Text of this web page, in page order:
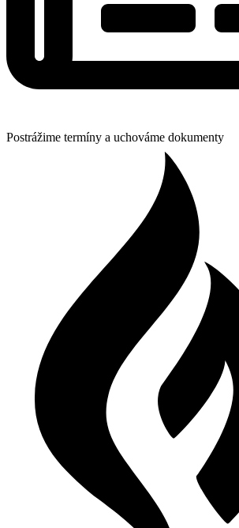
Postrážime termíny a uchováme dokumenty